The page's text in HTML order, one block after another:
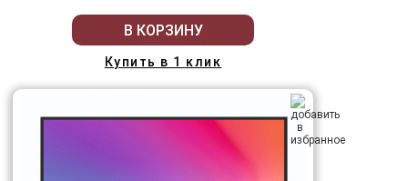
В КОРЗИНУ
Купить в 1 клик